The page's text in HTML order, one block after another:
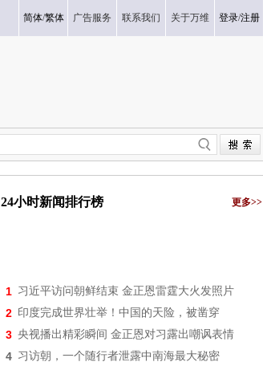
简体/繁体 广告服务 联系我们 关于万维 登录/注册
24小时新闻排行榜 更多>>
1 习近平访问朝鲜结束 金正恩雷霆大火发照片
2 印度完成世界壮举！中国的天险，被凿穿
3 央视播出精彩瞬间 金正恩对习露出嘲讽表情
4 习访朝，一个随行者泄露中南海最大秘密